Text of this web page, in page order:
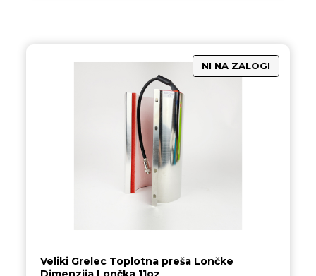
Veliki Grelec Toplotna preša Lončke